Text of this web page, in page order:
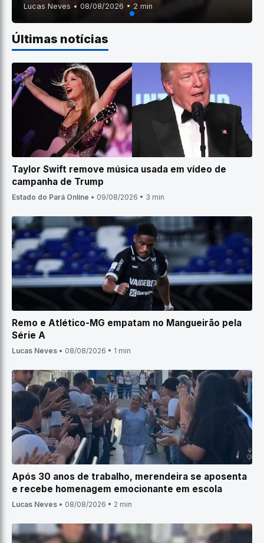
Lucas Neves • 08/08/2026 • 2 min
Últimas notícias
Taylor Swift remove música usada em vídeo de
campanha de Trump
Estado do Pará Online • 09/08/2026 • 3 min
Remo e Atlético-MG empatam no Mangueirão pela
Série A
Lucas Neves • 08/08/2026 • 1 min
Após 30 anos de trabalho, merendeira se aposenta
e recebe homenagem emocionante em escola
Lucas Neves • 08/08/2026 • 2 min